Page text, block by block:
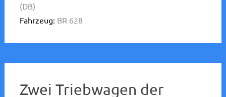
(DB)
Fahrzeug: BR 628
Zwei Triebwagen der